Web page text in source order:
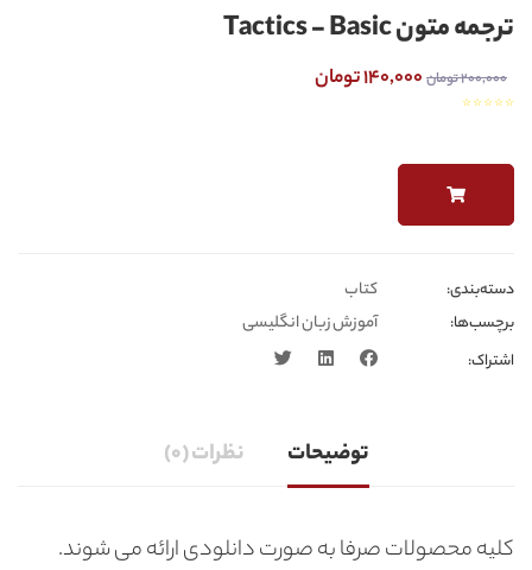
ترجمه متون Tactics - Basic
200,000 تومان 140,000 تومان
☆ ☆ ☆ ☆ ☆
دسته‌بندی‎‌‌: کتاب
برچسب‌ها: آموزش زبان انگلیسی
اشتراک:
توضیحات نظرات (0)
کلیه محصولات صرفا به صورت دانلودی ارائه می شوند.